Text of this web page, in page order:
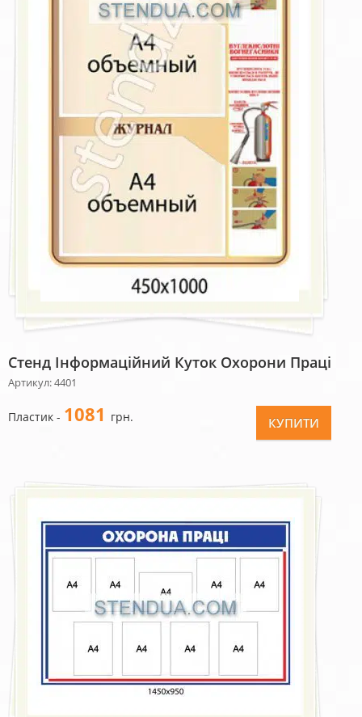
Стенд Інформаційний Куток Охорони Праці
Артикул: 4401
Пластик - 1081 грн. КУПИТИ